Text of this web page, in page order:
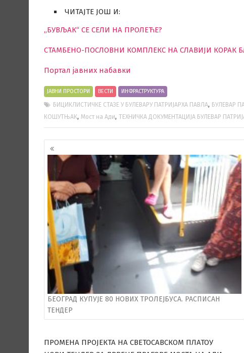
ЧИТАЈТЕ ЈОШ И:
,,БУВЉАК“ СЕ СЕЛИ НА ПРОЛЕЋЕ?
СТАМБЕНО-ПОСЛОВНИ КОМПЛЕКС НА СЛАВИЈИ КОРАК
Портал јавних набавки
ЈАВНИ ПРОСТОРИ ВЕСТИ ИНФРАСТРУКТУРА
БИЦИКЛИСТИЧКЕ СТАЗЕ У БУЛЕВАРУ ПАТРИЈАРХА ПАВЛА, БУЛЕВАР
КОШУТЊАК, Мост на Ади, ТЕХНИЧКА ДОКУМЕНТАЦИЈА БУЛЕВАР
Кретање
чланака
БЕОГРАД КУПУЈЕ 80 НОВИХ ТРОЛЕЈБУСА. РАСПИСАН
ТЕНДЕР
ПРОМЕНА ПРОЈЕКТА НА СВЕТОСАВСКОМ ПЛАТОУ